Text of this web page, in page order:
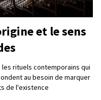
et le sens
rituels contemporains qui
au besoin de marquer
de l'existence